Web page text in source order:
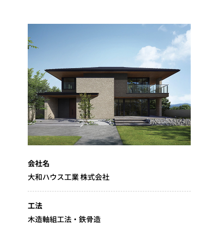
会社名
大和ハウス工業 株式会社
工法
木造軸組工法・鉄骨造